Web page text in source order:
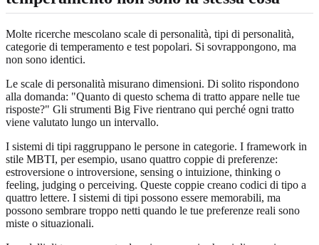
Molte ricerche mescolano scale di personalità, tipi di personalità,
categorie di temperamento e test popolari. Si sovrappongono, ma
non sono identici.
Le scale di personalità misurano dimensioni. Di solito rispondono
alla domanda: "Quanto di questo schema di tratto appare nelle tue
risposte?" Gli strumenti Big Five rientrano qui perché ogni tratto
viene valutato lungo un intervallo.
I sistemi di tipi raggruppano le persone in categorie. I framework in
stile MBTI, per esempio, usano quattro coppie di preferenze:
estroversione o introversione, sensing o intuizione, thinking o
feeling, judging o perceiving. Queste coppie creano codici di tipo a
quattro lettere. I sistemi di tipi possono essere memorabili, ma
possono sembrare troppo netti quando le tue preferenze reali sono
miste o situazionali.